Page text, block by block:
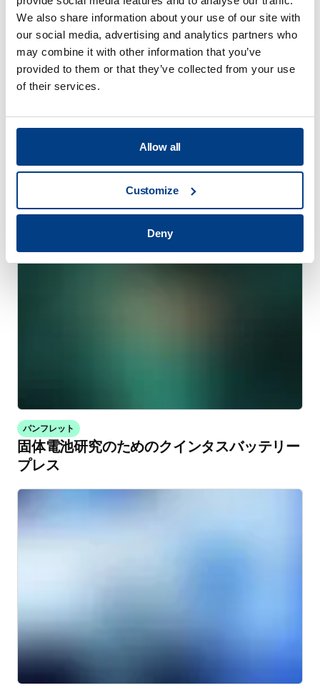
We also share information about your use of our site with
our social media, advertising and analytics partners who
may combine it with other information that you’ve
provided to them or that they’ve collected from your use
of their services.
Allow all
Customize
Deny
温間静水圧プレス：全固体電池のラボ生産か
らパイロット生産へ
パンフレット
固体電池研究のためのクインタスバッテリー
プレス